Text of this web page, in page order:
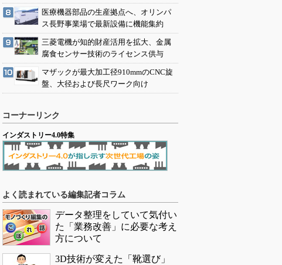
医療機器部品の生産拠点へ、オリンパ
ス長野事業場で最新設備に機能集約
三菱電機が知的財産活用を拡大、金属
腐食センサー技術のライセンス供与
マザックが最大加工径910mmのCNC旋
盤、大径および長尺ワーク向け
コーナーリンク
インダストリー4.0特集
よく読まれている編集記者コラム
データ整理をしていて気付い
た「業務改善」に必要な考え
方について
3D技術が変えた「靴選び」